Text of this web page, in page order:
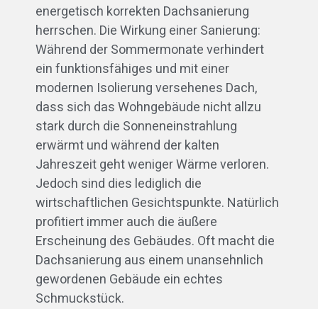
energetisch korrekten Dachsanierung
herrschen. Die Wirkung einer Sanierung:
Während der Sommermonate verhindert
ein funktionsfähiges und mit einer
modernen Isolierung versehenes Dach,
dass sich das Wohngebäude nicht allzu
stark durch die Sonneneinstrahlung
erwärmt und während der kalten
Jahreszeit geht weniger Wärme verloren.
Jedoch sind dies lediglich die
wirtschaftlichen Gesichtspunkte. Natürlich
profitiert immer auch die äußere
Erscheinung des Gebäudes. Oft macht die
Dachsanierung aus einem unansehnlich
gewordenen Gebäude ein echtes
Schmuckstück.